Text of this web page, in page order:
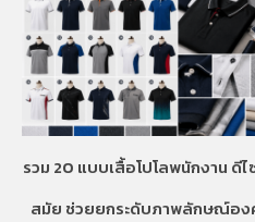
รวม 20 แบบเสื้อโปโลพนักงาน ดีไ
สมัย ช่วยยกระดับภาพลักษณ์อง